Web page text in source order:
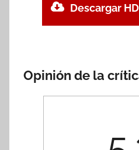
Descargar
Opinión de la